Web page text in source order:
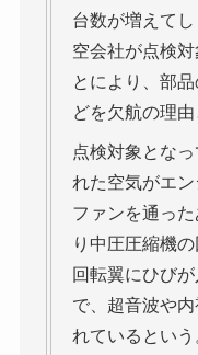
台数が増えて
空会社が点検
とにより、部
どを欠航の理由
点検対象とな
れた空気がエ
ファンを通っ
り中圧圧縮機
回転翼にひび
で、超音波や
れているとい